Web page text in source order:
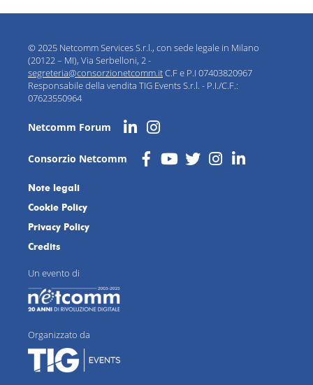
© 2025 Netcomm Services S.r.l., con sede legale in Milano
(20122 – MI), Via Serbelloni, 2 -
segreteria@consorzionetcomm.itC.F e P.I 07403820967
Responsabile della vendita TIG Events S.r.l. - P.I./C.F.:
07623550964
Netcomm Forum
Consorzio Netcomm
Note legali
Cookie Policy
Privacy Policy
Credits
Un evento di
Organizzato da